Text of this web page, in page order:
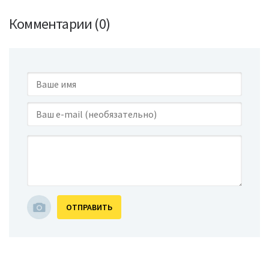
Комментарии (0)
ОТПРАВИТЬ